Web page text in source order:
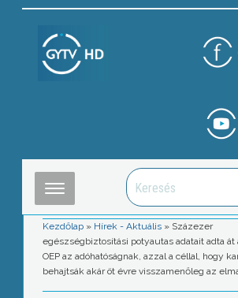
Kezdőlap » Hírek - Aktuális » Százezer
egészségbiztosítási potyautas adatait adta át
OEP az adóhatóságnak, azzal a céllal, hogy
behajtsák akár öt évre visszamenőleg az